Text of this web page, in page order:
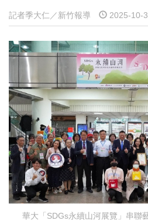
記者季大仁／新竹報導 2025-10-
華大「SDGs永續山河展覽」串聯